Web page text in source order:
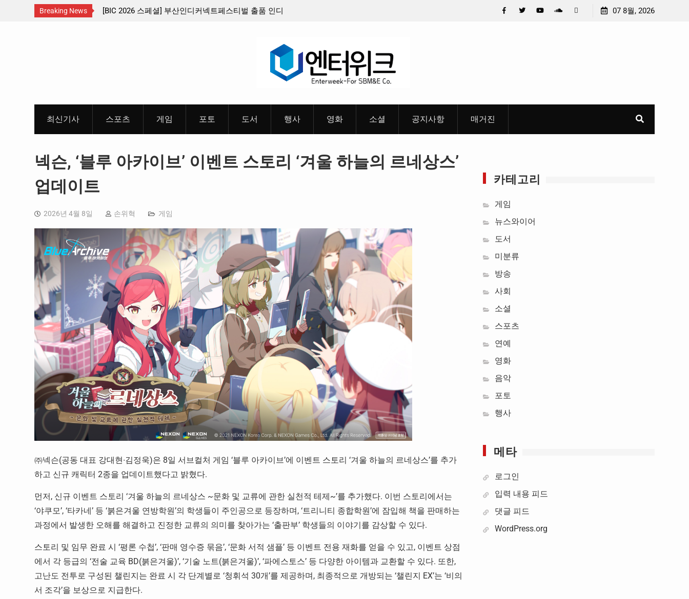
Breaking News
부산인디커넥트페스티벌 출품 인디
판타지 케이팝 애니메이션 ‘고스트밴드’ 8월 26일(수)
충청 청소년이 만든 U대회 홍보 영상…최종 6편 선정
중요 메일메일 제목정준호 의원, 축구협회 슬그
07 8월, 2026
최신기사 스포츠 게임 포토 도서 행사 영화 소셜 공지사항 매거진
넥슨, ‘블루 아카이브’ 이벤트 스토리 ‘겨울 하늘의 르네상스’
업데이트
2026년 4월 8일 손위혁 게임
㈜넥슨(공동 대표 강대현∙김정욱)은 8일 서브컬처 게임 ‘블루 아카이브’에 이벤트 스토리 ‘겨울 하늘의 르네상스’를 추가
하고 신규 캐릭터 2종을 업데이트했다고 밝혔다.
먼저, 신규 이벤트 스토리 ‘겨울 하늘의 르네상스 ~문화 및 교류에 관한 실천적 테제~’를 추가했다. 이번 스토리에서는
‘야쿠모’, ‘타카네’ 등 ‘붉은겨울 연방학원’의 학생들이 주인공으로 등장하며, ‘트리니티 종합학원’에 잠입해 책을 판매하는
과정에서 발생한 오해를 해결하고 진정한 교류의 의미를 찾아가는 ‘출판부’ 학생들의 이야기를 감상할 수 있다.
스토리 및 임무 완료 시 ‘평론 수첩’, ‘판매 영수증 묶음’, ‘문화 서적 샘플’ 등 이벤트 전용 재화를 얻을 수 있고, 이벤트 상점
에서 각 등급의 ‘전술 교육 BD(붉은겨울)’, ‘기술 노트(붉은겨울)’, ‘파에스토스’ 등 다양한 아이템과 교환할 수 있다. 또한,
고난도 전투로 구성된 챌린지는 완료 시 각 단계별로 ‘청휘석 30개’를 제공하며, 최종적으로 개방되는 ‘챌린지 EX’는 ‘비의
서 조각’을 보상으로 지급한다.
카테고리
게임
뉴스와이어
도서
미분류
방송
사회
소셜
스포츠
연예
영화
음악
포토
행사
메타
로그인
입력 내용 피드
댓글 피드
WordPress.org